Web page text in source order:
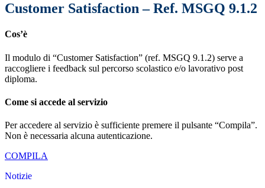
Customer Satisfaction – Ref. MSGQ 9.1.2
Cos’è
Il modulo di “Customer Satisfaction” (ref. MSGQ 9.1.2) serve a
raccogliere i feedback sul percorso scolastico e/o lavorativo post
diploma.
Come si accede al servizio
Per accedere al servizio è sufficiente premere il pulsante “Compila”.
Non è necessaria alcuna autenticazione.
COMPILA
Notizie